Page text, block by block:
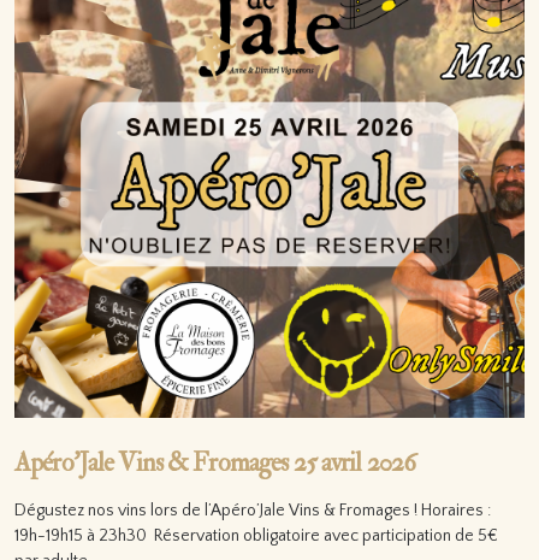
Apéro’Jale Vins & Fromages 25 avril 2026
Dégustez nos vins lors de l’Apéro’Jale Vins & Fromages ! Horaires :
19h-19h15 à 23h30 Réservation obligatoire avec participation de 5€